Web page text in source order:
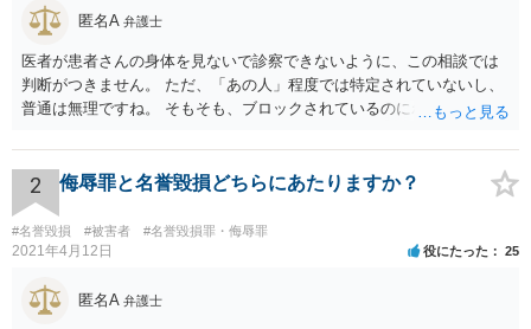
匿名A 弁護士
医者が患者さんの身体を見ないで診察できないように、この相談では
判断がつきません。 ただ、「あの人」程度では特定されていないし、
普通は無理ですね。 そもそも、ブロックされているのにわざわざ見に
い、困った困った」と騒いでいるイメージです。行かなければいいだ
ろう、と
2 侮辱罪と名誉毀損どちらにあたりますか？
#名誉毀損 #被害者 #名誉毀損罪・侮辱罪
2021年4月12日 役にたった 25
匿名A 弁護士